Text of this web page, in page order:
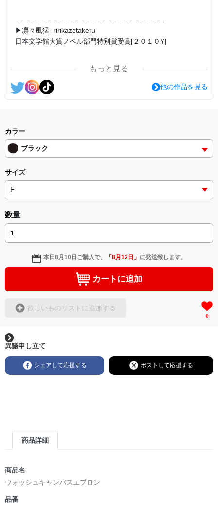
＿＿＿＿＿＿＿＿＿＿＿＿＿＿＿＿＿＿＿＿＿＿＿
＿＿＿＿＿＿＿＿＿＿＿＿＿＿＿＿＿＿＿＿＿＿＿
▶︎刺すように燃えるような眼差しは [+挿画51作品版]
英語版: https://amzn.asia/d/gDGn5nK
<#グッズ シリーズ>
#SUZURI https://suzuri.jp/ririkazetakeru
#UPT up-t.jp/creator/66b9c067ae64e
▶︎凛々風猛 -ririkazetakeru
日本文学館大賞ノベル部門特別賞受賞[２０１０Y]
<作品情報:配信中.> -Thank you for your time.
＿＿＿＿＿＿＿＿＿＿＿＿＿＿＿＿＿＿＿＿＿＿
＜著者 : 作詞＞ 凛々風 猛 -リリカゼタケル
日本語版: https://amzn.asia/d/ipdf8cX
英語版: https://amzn.asia/d/1nwVIb6
▶︎弛まぬ言霊[+挿画50作品版]
＜著者: 作詞/挿画作成＞ 凛々風 猛 -リリカゼタケル
日本語版: https://amzn.asia/d/3czgKs8
英語版: https://amzn.asia/d/bpIME7s
▶︎弛まぬ言霊 <+挿画/スケッチ&塗り絵ver.版>
-ロードムービー系ミュージカル小説 +作詞20曲
+挿画スケッチスタイル&塗り絵バージョン-
＜著者/小説:作詞:挿画作成＞
凛々風 猛-リリカゼタケル
▶︎刺すように燃えるような眼差しは
[第2作品: 通常版.小説のみ.]
＜著者＞ 凛々風 猛 -リリカゼタケル
日本語版: https://amzn.asia/d/7GbUq3Z
[主人公である小説家の遺作]を絵本化。
＜小説/絵本版＞ 凛々風猛 -ririkazetakeru
英語版: https://amzn.asia/d/8u7Cebe
＿＿＿＿＿＿＿＿＿＿＿＿＿＿＿＿＿＿＿＿＿＿
＜著者: 絵本/挿画作成＞ 凛々風 猛 -リリカゼタケル
もっと見る
他の作品を見る
カラー
ブラック
サイズ
数量
本日8月10日 ご購入で、 「8月12日 」 に発送致します。
カートに追加
欲しいものリストに追加する
0
異議申し立て
シェアして応援する ポストして応援する
商品詳細
商品名
ウォッシュキャンバスエプロン
品番